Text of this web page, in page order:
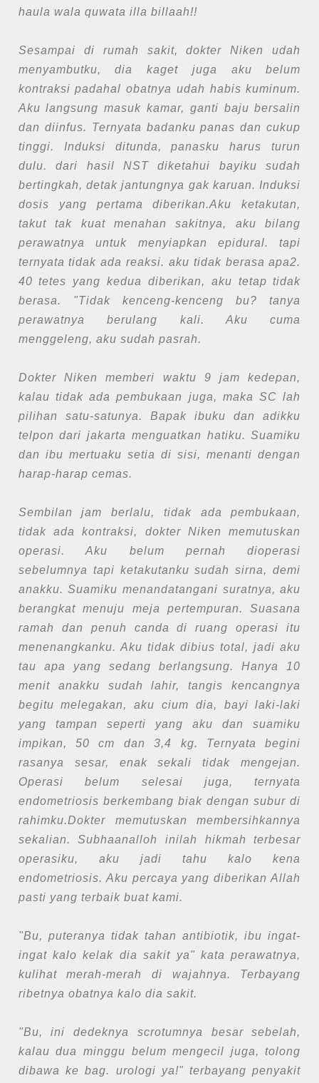
haula wala quwata illa billaah!!
Sesampai di rumah sakit, dokter Niken udah
menyambutku, dia kaget juga aku belum
kontraksi padahal obatnya udah habis kuminum.
Aku langsung masuk kamar, ganti baju bersalin
dan diinfus. Ternyata badanku panas dan cukup
tinggi. Induksi ditunda, panasku harus turun
dulu. dari hasil NST diketahui bayiku sudah
bertingkah, detak jantungnya gak karuan. Induksi
dosis yang pertama diberikan.Aku ketakutan,
takut tak kuat menahan sakitnya, aku bilang
perawatnya untuk menyiapkan epidural. tapi
ternyata tidak ada reaksi. aku tidak berasa apa2.
40 tetes yang kedua diberikan, aku tetap tidak
berasa. "Tidak kenceng-kenceng bu? tanya
perawatnya berulang kali. Aku cuma
menggeleng, aku sudah pasrah.
Dokter Niken memberi waktu 9 jam kedepan,
kalau tidak ada pembukaan juga, maka SC lah
pilihan satu-satunya. Bapak ibuku dan adikku
telpon dari jakarta menguatkan hatiku. Suamiku
dan ibu mertuaku setia di sisi, menanti dengan
harap-harap cemas.
Sembilan jam berlalu, tidak ada pembukaan,
tidak ada kontraksi, dokter Niken memutuskan
operasi. Aku belum pernah dioperasi
sebelumnya tapi ketakutanku sudah sirna, demi
anakku. Suamiku menandatangani suratnya, aku
berangkat menuju meja pertempuran. Suasana
ramah dan penuh canda di ruang operasi itu
menenangkanku. Aku tidak dibius total, jadi aku
tau apa yang sedang berlangsung. Hanya 10
menit anakku sudah lahir, tangis kencangnya
begitu melegakan, aku cium dia, bayi laki-laki
yang tampan seperti yang aku dan suamiku
impikan, 50 cm dan 3,4 kg. Ternyata begini
rasanya sesar, enak sekali tidak mengejan.
Operasi belum selesai juga, ternyata
endometriosis berkembang biak dengan subur di
rahimku.Dokter memutuskan membersihkannya
sekalian. Subhaanalloh inilah hikmah terbesar
operasiku, aku jadi tahu kalo kena
endometriosis. Aku percaya yang diberikan Allah
pasti yang terbaik buat kami.
"Bu, puteranya tidak tahan antibiotik, ibu ingat-
ingat kalo kelak dia sakit ya" kata perawatnya,
kulihat merah-merah di wajahnya. Terbayang
ribetnya obatnya kalo dia sakit.
"Bu, ini dedeknya scrotumnya besar sebelah,
kalau dua minggu belum mengecil juga, tolong
dibawa ke bag. urologi ya!" terbayang penyakit